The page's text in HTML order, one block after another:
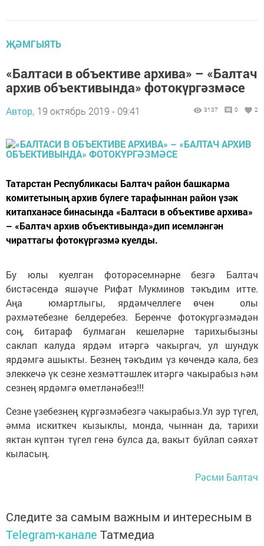
ҖӘМГЫЯТЬ
«Балтаси в объективе архива» – «Балтач
архив объективында» фотокүргәзмәсе
Автор, 19 октябрь 2019 - 09:41 3137 0 2
Татарстан Республикасы Балтач район башкарма
комитетының архив бүлеге тарафыннан район үзәк
китапханәсе бинасында «Балтаси в объективе архива»
– «Балтач архив объективында»дип исемләнгән
чираттагы фотокүргәзмә куелды.
Бу юлы куелган фоторәсемнәрне безгә Балтач
бистәсендә яшәүче Рифат Мукминов тәкъдим итте.
Аңа юмартлыгы, ярдәмчеллеге өчен олы
рәхмәтебезне белдеребез. Беренче фотокүргәзмәдән
соң, битараф булмаган кешеләрне тарихыбызны
саклап калуда ярдәм итәргә чакыргач, ул шундук
ярдәмгә ашыкты. Безнең тәкъдим үз көчендә кала, без
элеккечә үк сезне хезмәттәшлек итәргә чакырабыз һәм
сезнең ярдәмгә өметләнәбез!!!
Сезне үзебезнең күргәзмәбезгә чакырабыз.Ул зур түгел,
әмма искиткеч кызыклы, монда, чыннан да, тарихи
яктан күптән түгел генә булса да, вакыт буйлап сәяхәт
кыласың.
Рәсми Балтач
Следите за самым важным и интересным в
Telegram-канале Татмедиа